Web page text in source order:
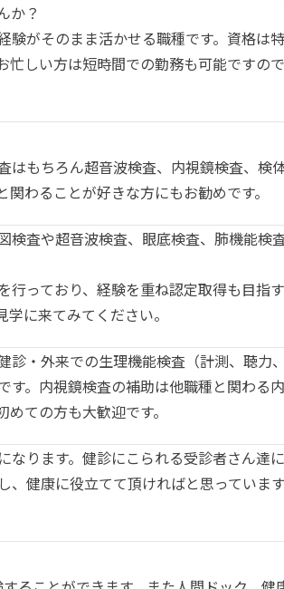
か？
験がそのまま活かせる職種です。資格は
忙しい方は短時間での勤務も可能です
はもちろん超音波検査、内視鏡検査、検
わることが好きな方にもお勧めです。
検査や超音波検査、眼底検査、肺機能
っており、経験を重ね認定取得も目指
に来てみてください。
診・外来での生理機能検査（計測、聴
。内視鏡検査の補助は他職種と関わる
ての方も大歓迎です。
なります。健診にこられる受診者さん達
健康に役立てて頂ければと思っていま